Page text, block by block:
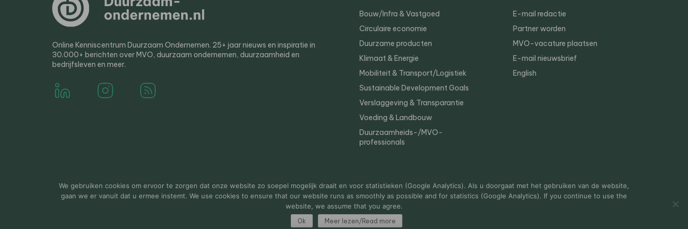
Online Kenniscentrum Duurzaam Ondernemen. 25+ jaar nieuws en inspiratie in
30.000+ berichten over MVO, duurzaam ondernemen, duurzaamheid en
bedrijfsleven en meer.
Bouw/Infra & Vastgoed
Circulaire economie
Duurzame producten
Klimaat & Energie
Mobiliteit & Transport/Logistiek
Sustainable Development Goals
Verslaggeving & Transparantie
Voeding & Landbouw
Duurzaamheids-/MVO-
professionals
E-mail redactie
Partner worden
MVO-vacature plaatsen
E-mail nieuwsbrief
English
© 2000-2026 Van der Molen EIS Colofon Disclaimer Privacy
We gebruiken cookies om ervoor te zorgen dat onze website zo soepel mogelijk draait en voor statistieken (Google Analytics). Als u doorgaat met het gebruiken van de website,
gaan we er vanuit dat u ermee instemt. We use cookies to ensure that our website runs as smoothly as possible and for statistics (Google Analytics). If you continue to use the
website, we assume that you agree.
Ok Meer lezen/Read more